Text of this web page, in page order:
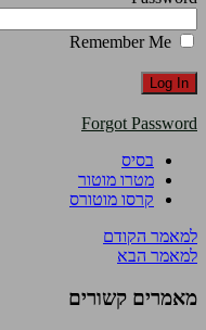
Forgot Password
בסיס
מטרו מוטור
קרסו מוטורס
למאמר הקודם
למאמר הבא
מאמרים קשורים